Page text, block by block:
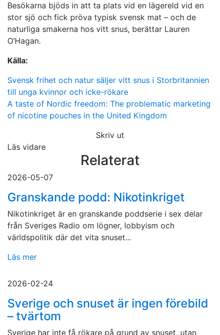
Besökarna bjöds in att ta plats vid en lägereld vid en
stor sjö och fick pröva typisk svensk mat – och de
naturliga smakerna hos vitt snus, berättar Lauren
O’Hagan.
Källa:
Svensk frihet och natur säljer vitt snus i Storbritannien
till unga kvinnor och icke-rökare
A taste of Nordic freedom: The problematic marketing
of nicotine pouches in the United Kingdom
Skriv ut
Läs vidare
Relaterat
2026-05-07
Granskande podd: Nikotinkriget
Nikotinkriget är en granskande poddserie i sex delar
från Sveriges Radio om lögner, lobbyism och
världspolitik där det vita snuset...
Läs mer
2026-02-24
Sverige och snuset är ingen förebild
– tvärtom
Sverige har inte få rökare på grund av snuset, utan